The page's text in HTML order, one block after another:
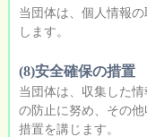
当団体は、個人情報
します。
(8)安全確保の措置
当団体は、収集した
の防止に努め、その
措置を講じます。